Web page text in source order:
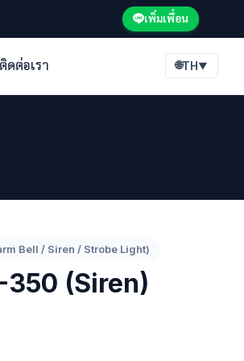
เพิ่มเพื่อน
ติดต่อเรา 🌐TH▼
Bell / Siren / Strobe Light)
350 (Siren)